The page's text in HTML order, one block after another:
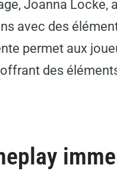
Joanna
avec des
permet aux
des